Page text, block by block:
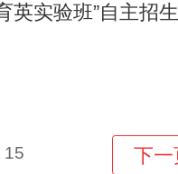
英实验班”自主招生